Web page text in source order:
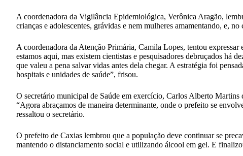
A coordenadora da Vigilância Epidemiológica, Verônica Aragão,
crianças e adolescentes, grávidas e nem mulheres amamentando, e,
A coordenadora da Atenção Primária, Camila Lopes, tentou
estamos aqui, mas existem cientistas e pesquisadores debruçados há
que valeu a pena salvar vidas antes dela chegar. A estratégia foi
hospitais e unidades de saúde”, frisou.
O secretário municipal de Saúde em exercício, Carlos Alberto Martins
“Agora abraçamos de maneira determinante, onde o prefeito se
ressaltou o secretário.
O prefeito de Caxias lembrou que a população deve continuar se
mantendo o distanciamento social e utilizando álcool em gel. E